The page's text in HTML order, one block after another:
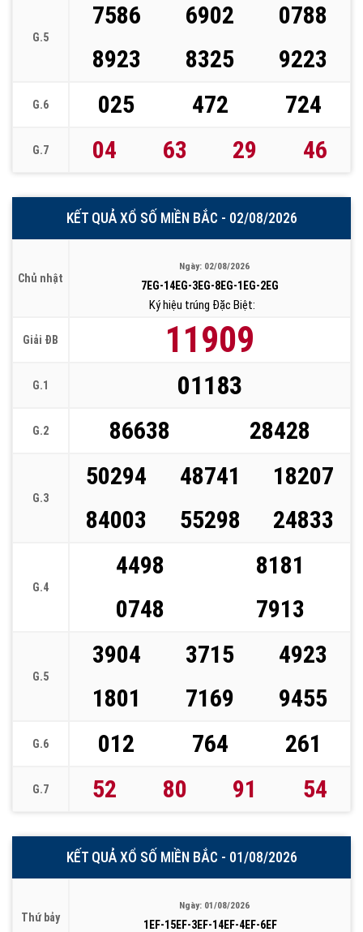
G.5
7586 6902
0788
8923
8325 9223
G.6 025 472 724
G.7 04 63 29 46
KẾT QUẢ XỔ SỐ MIỀN BẮC - 02/08/2026
Chủ nhật
Ngày: 02/08/2026
7EG-14EG-3EG-8EG-1EG-2EG
Ký hiệu trúng Đặc Biệt:
Giải ĐB 11909
G.1 01183
G.2 86638 28428
G.3
50294 48741
18207
84003
55298 24833
G.4
4498
8181
0748
7913
G.5
3904 3715
4923
1801
7169 9455
G.6 012 764 261
G.7 52 80 91 54
KẾT QUẢ XỔ SỐ MIỀN BẮC - 01/08/2026
Thứ bảy
Ngày: 01/08/2026
1EF-15EF-3EF-14EF-4EF-6EF